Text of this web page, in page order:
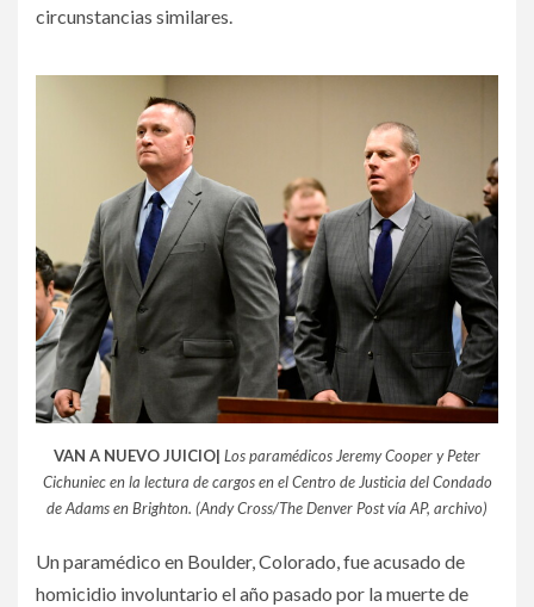
circunstancias similares.
VAN A NUEVO JUICIO| Los paramédicos Jeremy Cooper y Peter
Cichuniec en la lectura de cargos en el Centro de Justicia del Condado
de Adams en Brighton. (Andy Cross/The Denver Post vía AP, archivo)
Un paramédico en Boulder, Colorado, fue acusado de
homicidio involuntario el año pasado por la muerte de